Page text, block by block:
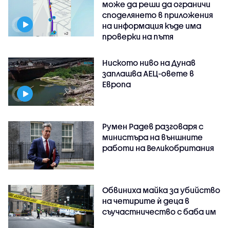
може да реши да ограничи
споделянето в приложения
на информация къде има
проверки на пътя
Ниското ниво на Дунав
заплашва АЕЦ-овете в
Европа
Румен Радев разговаря с
министъра на външните
работи на Великобритания
Обвиниха майка за убийство
на четирите ѝ деца в
съучастничество с баба им